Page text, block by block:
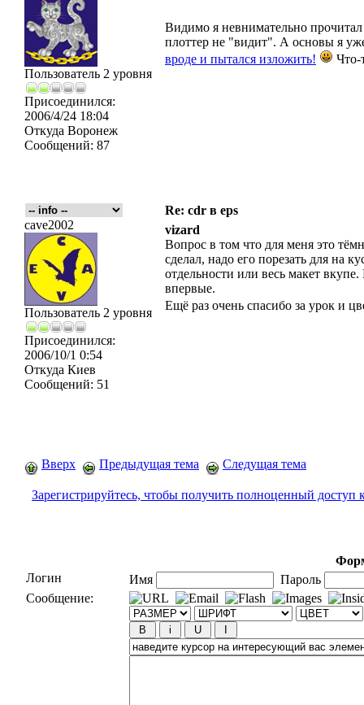
Пользователь 2 уровня
Присоединился:
2006/4/24 18:04
Откуда Воронеж
Сообщений: 87
Видимо я невнимательно
плоттер не "видит". А основы я
вроде и пытался изложить!
Что-
Re: cdr в eps
cave2002
Пользователь 2 уровня
Присоединился:
2006/10/1 0:54
Откуда Киев
Сообщений: 51
vizard
Вопрос в том что для меня это
сделал, надо его порезать для на
отдельности или весь макет
впервые.
Ещё раз очень спасибо за урок и
Вверх Предыдущая тема Следущая тема
Зарегистрируйтесь, чтобы получить полноценный доступ
Логин
Имя
Пароль
Сообщение: